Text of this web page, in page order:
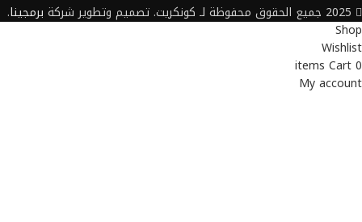
برمجينا.
Shop
Wishlist
0
items Cart
My account